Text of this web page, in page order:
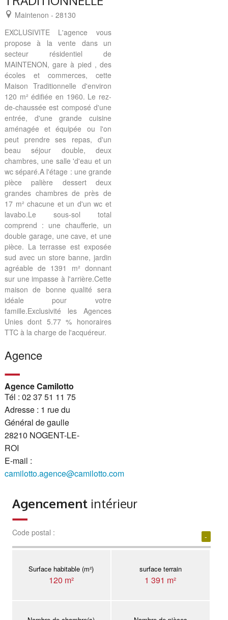
Maintenon - 28130
EXCLUSIVITE L'agence vous
propose à la vente dans un
secteur résidentiel de
MAINTENON, gare à pied , des
écoles et commerces, cette
Maison Traditionnelle d'environ
120 m² édifiée en 1960. Le rez-
de-chaussée est composé d'une
entrée, d'une grande cuisine
aménagée et équipée ou l'on
peut prendre ses repas, d'un
beau séjour double, deux
chambres, une salle 'd'eau et un
wc séparé.A l'étage : une grande
pièce palière dessert deux
grandes chambres de près de
17 m² chacune et un d'un wc et
lavabo.Le sous-sol total
comprend : une chaufferie, un
double garage, une cave, et une
pièce. La terrasse est exposée
sud avec un store banne, jardin
agréable de 1391 m² donnant
sur une impasse à l'arrière.Cette
maison de bonne qualité sera
idéale pour votre
famille.Exclusivité les Agences
Unies dont 5.77 % honoraires
TTC à la charge de l'acquéreur.
Agence
Agence Camilotto
Tél : 02 37 51 11 75
Adresse : 1 rue du
Général de gaulle
28210 NOGENT-LE-
ROI
E-mail :
camilotto.agence@camilotto.com
Agencement intérieur
Code postal : -
Surface habitable (m²)
120 m²
surface terrain
1 391 m²